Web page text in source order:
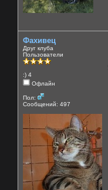
Фахивец
Друг клуба
Пользователи
:) 4
Офлайн
Пол:
Сообщений: 497